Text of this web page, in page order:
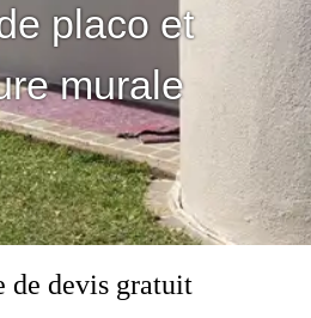
placo et
murale
de devis gratuit